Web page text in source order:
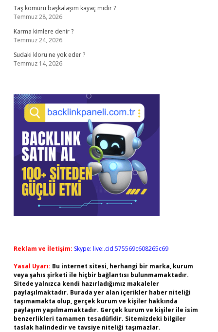
Taş kömürü başkalaşım kayaç mıdır ?
Temmuz 28, 2026
Karma kimlere denir ?
Temmuz 24, 2026
Sudaki kloru ne yok eder ?
Temmuz 14, 2026
Reklam ve İletişim: Skype: live:.cid.575569c608265c69
Yasal Uyarı: Bu internet sitesi, herhangi bir marka, kurum
veya şahıs şirketi ile hiçbir bağlantısı bulunmamaktadır.
Sitede yalnızca kendi hazırladığımız makaleler
paylaşılmaktadır. Burada yer alan içerikler haber niteliği
taşımamakta olup, gerçek kurum ve kişiler hakkında
paylaşım yapılmamaktadır. Gerçek kurum ve kişiler ile isim
benzerlikleri tamamen tesadüfidir. Sitemizdeki bilgiler
taslak halindedir ve tavsiye niteliği taşımazlar.